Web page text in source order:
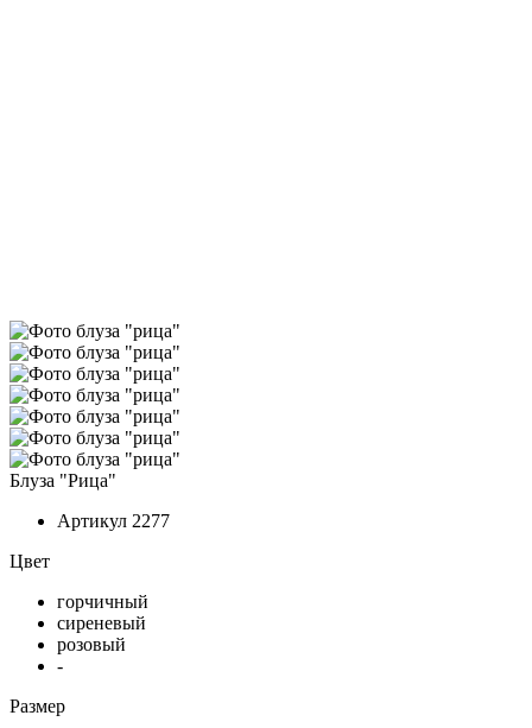
Блуза "Рица"
Артикул 2277
Цвет
горчичный
сиреневый
розовый
-
Размер